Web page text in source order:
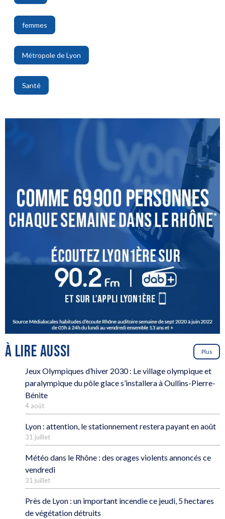
,
femmes
,
Métropole de Lyon
,
Santé
À LIRE AUSSI Plus
Jeux Olympiques d’hiver 2030 : Le village olympique et
paralympique du pôle glace s’installera à Oullins-Pierre-
Bénite
4 août
Lyon : attention, le stationnement restera payant en août
31 juillet
Météo dans le Rhône : des orages violents annoncés ce
vendredi
31 juillet
Près de Lyon : un important incendie ce jeudi, 5 hectares
de végétation détruits